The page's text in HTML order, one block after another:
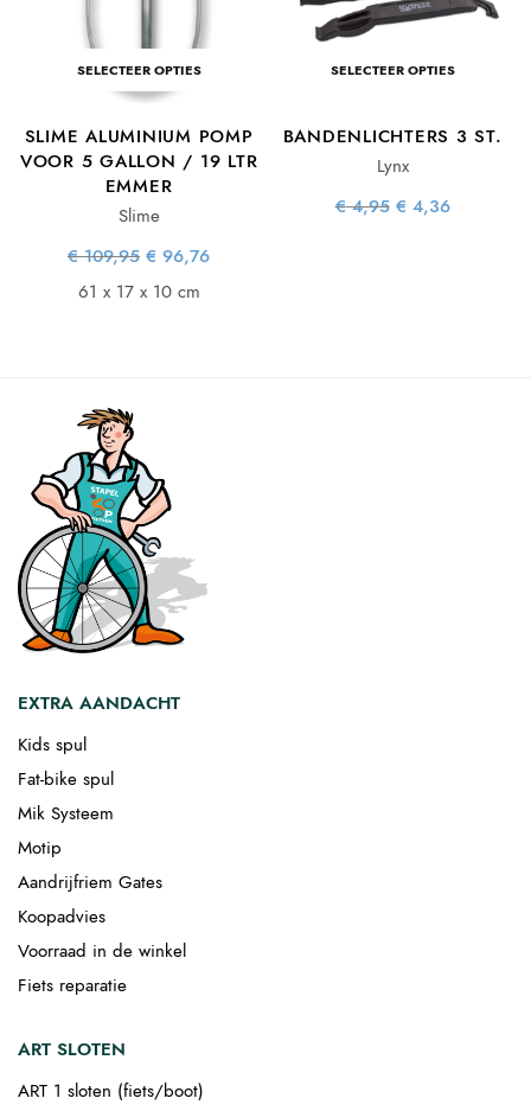
SELECTEER OPTIES
SLIME ALUMINIUM POMP
VOOR 5 GALLON / 19 LTR
EMMER
Slime
€109,95 Oorspronkelijke
prijs was:
€ 109,95.
€ 96,76
61 x 17 x 10 cm
SELECTEER OPTIES
BANDENLICHTERS 3 ST.
Lynx
€4,95 Oorspronkelijke
prijs was:
€ 4,36Huidige
EXTRA AANDACHT
Kids spul
Fat-bike spul
Mik Systeem
Motip
Aandrijfriem Gates
Koopadvies
Voorraad in de winkel
Fiets reparatie
ART SLOTEN
ART 1 sloten (fiets/boot)